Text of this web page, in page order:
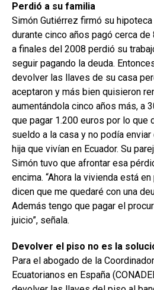
Perdió a su familia
Simón Gutiérrez firmó su
durante cinco años pagó cerca
a finales del 2008 perdió su
seguir pagando la deuda.
devolver las llaves de su casa
aceptaron y más bien quisieron
aumentándola cinco años más, a
que pagar 1.200 euros por lo que
sueldo a la casa y no podía
hija que vivían en Ecuador. Su
Simón tuvo que afrontar esa
encima. “Ahora la vivienda está
dicen que me quedaré con una
Además tengo que pagar el
juicio”, señala.
Devolver el piso no es la
Para el abogado de la
Ecuatorianos en España